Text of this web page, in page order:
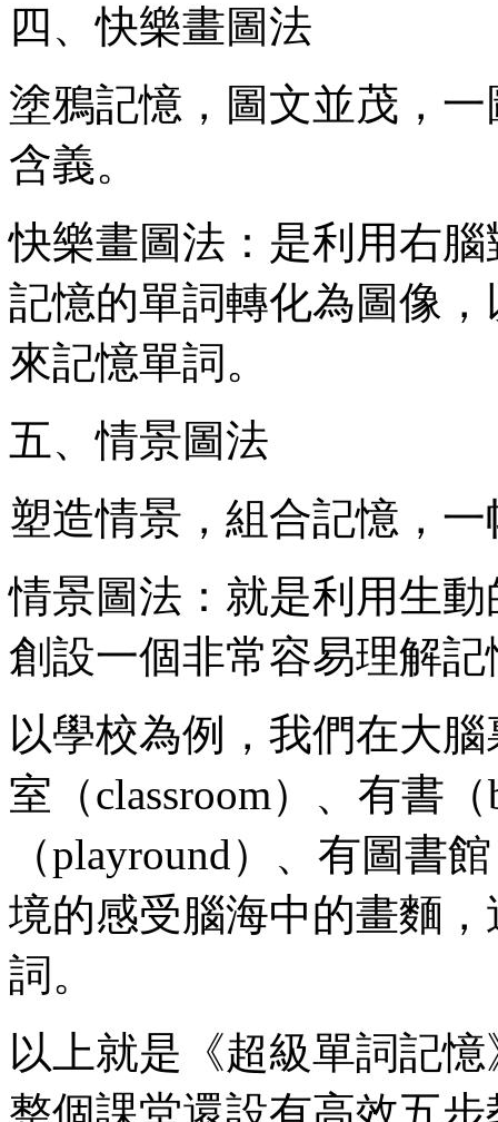
四、快樂畫圖法
塗鴉記憶，圖文並茂，
含義。
快樂畫圖法：是利用右
記憶的單詞轉化為圖像
來記憶單詞。
五、情景圖法
塑造情景，組合記憶，
情景圖法：就是利用生
創設一個非常容易理解
以學校為例，我們在大
室（classroom）、有書
（playround）、有圖
境的感受腦海中的畫麵
詞。
以上就是《超級單詞記
整個課堂還設有高效五